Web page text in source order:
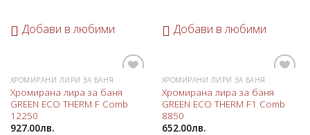
Добави в любими Добави в любими
любими
ХРОМИРАНИ ЛИРИ ЗА БАНЯ
Хромирана лира за баня
GREEN ECO THERM F Comb
12250
927.00лв.
любими
ХРОМИРАНИ ЛИРИ ЗА БАНЯ
Хромирана лира за баня
GREEN ECO THERM F1 Comb
8850
652.00лв.